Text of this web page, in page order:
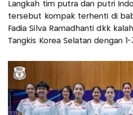
Langkah tim putra dan putri
tersebut kompak terhenti di
Fadia Silva Ramadhanti dkk
Tangkis Korea Selatan dengan 1-